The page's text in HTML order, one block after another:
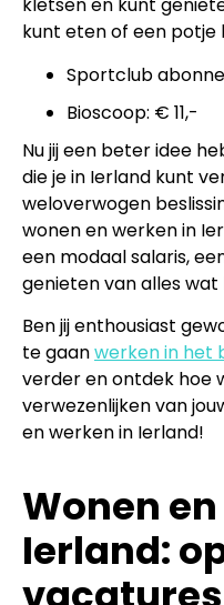
kletsen en kunt
kunt eten of een potje
Sportclub
Bioscoop: € 11,-
Nu jij een beter idee
die je in Ierland kunt
weloverwogen
wonen en werken in
een modaal salaris,
genieten van alles
Ben jij enthousiast
te gaanwerken in het
verder en ontdek hoe
verwezenlijken van
en werken in Ierland!
Wonen
Ierland: